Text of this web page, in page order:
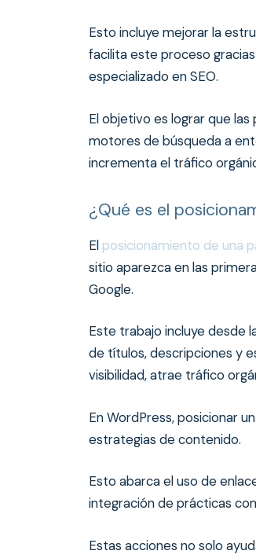
Esto incluye mejorar la
facilita este proceso
especializado en SEO.
El objetivo es lograr que
motores de búsqueda a
incrementa el tráfico
¿Qué es el
El posicionamiento de una
sitio aparezca en las
Google.
Este trabajo incluye desde
de títulos, descripciones y
visibilidad, atrae tráfico
En WordPress, posicionar
estrategias de contenido.
Esto abarca el uso de
integración de prácticas
Estas acciones no solo